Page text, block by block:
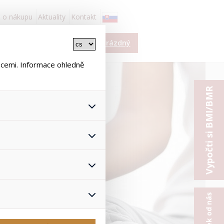
Vypočti si BMI/BMR
o nákupu Aktuality Kontakt
Košík je prázdný
Informace ohledně
s uživáním cookies. Pro
nedokážeme zjistit
se nevhodným